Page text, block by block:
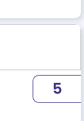
5